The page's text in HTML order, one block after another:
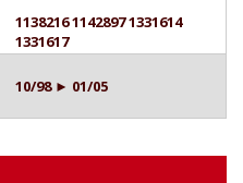
1138216 1142897 1331614
1331617
10/98 ► 01/05